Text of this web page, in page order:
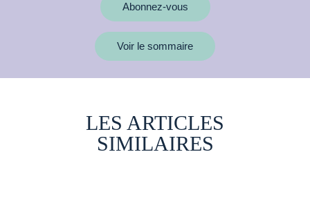
Abonnez-vous
Voir le sommaire
LES ARTICLES
SIMILAIRES